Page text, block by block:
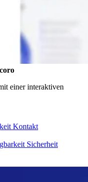
einer interaktiven
Kontakt
Sicherheit